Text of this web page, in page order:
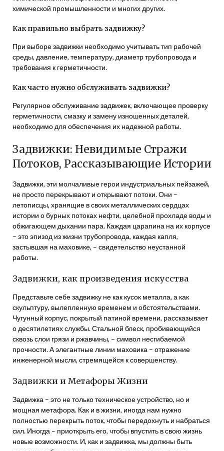
химической промышленности и многих других.
Как правильно выбрать задвижку?
При выборе задвижки необходимо учитывать тип рабочей
среды, давление, температуру, диаметр трубопровода и
требования к герметичности.
Как часто нужно обслуживать задвижки?
Регулярное обслуживание задвижек, включающее проверку
герметичности, смазку и замену изношенных деталей,
необходимо для обеспечения их надежной работы.
Задвижки: Невидимые Стражи
Потоков, Рассказывающие Истории
Задвижки, эти молчаливые герои индустриальных пейзажей,
не просто перекрывают и открывают потоки. Они –
летописцы, хранящие в своих металлических сердцах
истории о бурных потоках нефти, целебной прохладе воды и
обжигающем дыхании пара. Каждая царапина на их корпусе
– это эпизод из жизни трубопровода, каждая капля,
застывшая на маховике, – свидетельство неустанной
работы.
Задвижки, как произведения искусства
Представьте себе задвижку не как кусок металла, а как
скульптуру, вылепленную временем и обстоятельствами.
Чугунный корпус, покрытый патиной времени, рассказывает
о десятилетиях службы. Стальной блеск, пробивающийся
сквозь слои грязи и ржавчины, – символ несгибаемой
прочности. А элегантные линии маховика – отражение
инженерной мысли, стремящейся к совершенству.
Задвижки и Метафоры Жизни
Задвижка – это не только техническое устройство, но и
мощная метафора. Как и в жизни, иногда нам нужно
полностью перекрыть поток, чтобы передохнуть и набраться
сил. Иногда – приоткрыть его, чтобы впустить в свою жизнь
новые возможности. И, как и задвижка, мы должны быть